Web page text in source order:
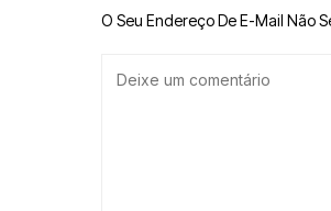
O Seu Endereço De E-Mail Não